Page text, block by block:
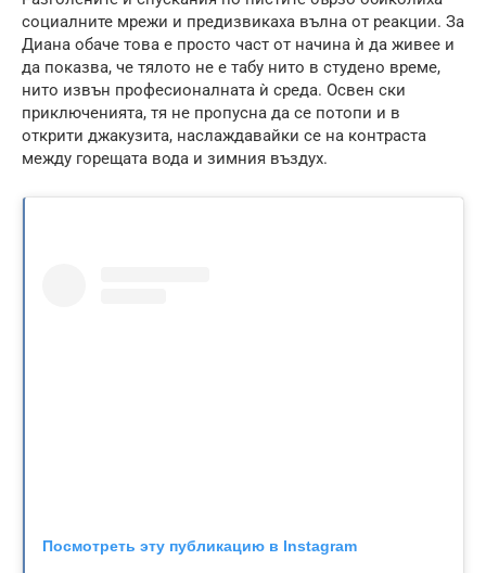
социалните мрежи и предизвикаха вълна от реакции. За
Диана обаче това е просто част от начина ѝ да живее и
да показва, че тялото не е табу нито в студено време,
нито извън професионалната ѝ среда. Освен ски
приключенията, тя не пропусна да се потопи и в
открити джакузита, наслаждавайки се на контраста
между горещата вода и зимния въздух.
Посмотреть эту публикацию в Instagram